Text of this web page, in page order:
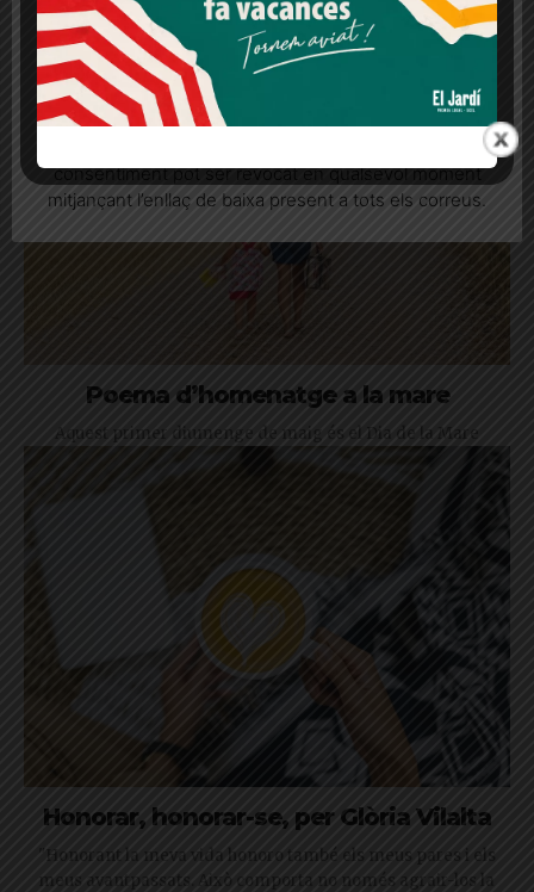
sense adonar-nos-en
Poema d’homenatge a la mare
Aquest primer diumenge de maig és el Dia de la Mare
Honorar, honorar-se, per Glòria Vilalta
"Honorant la meva vida honoro també els meus pares i els
meus avantpassats. Això comporta no només agrair-los la
Més informació Acceptar Rebutjar tot
Quan l’usuari crea un compte al Diari el Jardí, dona el
seu consentiment explícit per rebre comunicacions
consentiment pot ser revocat en qualsevol moment
mitjançant l’enllaç de baixa present a tots els correus.